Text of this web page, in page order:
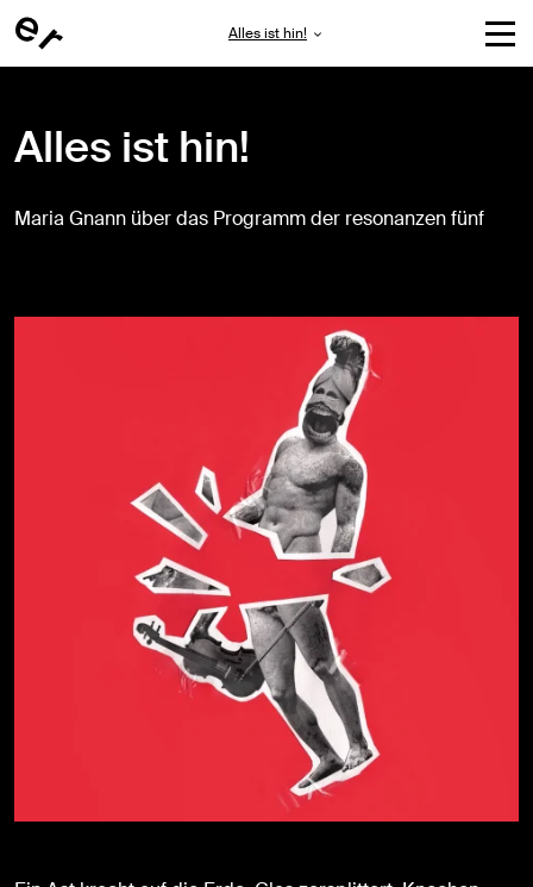
Alles ist hin!
Alles ist hin!
Maria Gnann über das Programm der resonanzen fünf